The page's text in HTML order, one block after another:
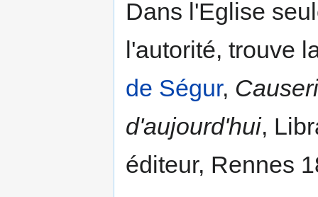
Dans l'Eglise
l'autorité, trouve
de Ségur,
d'aujourd'hui,
éditeur, Rennes